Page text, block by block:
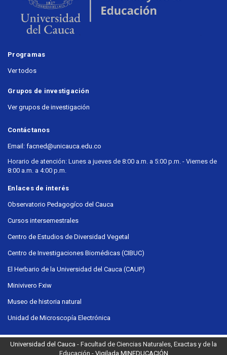
Programas
Ver todos
Grupos de investigación
Ver grupos de investigación
Contáctanos
Email: facned@unicauca.edu.co
Horario de atención: Lunes a jueves de 8:00 a.m. a 5:00 p.m. - Viernes de
8:00 a.m. a 4:00 p.m.
Enlaces de interés
Observatorio Pedagogíco del Cauca
Cursos intersemestrales
Centro de Estudios de Diversidad Vegetal
Centro de Investigaciones Biomédicas (CIBUC)
El Herbario de la Universidad del Cauca (CAUP)
Minivivero Fxiw
Museo de historia natural
Unidad de Microscopía Electrónica
Universidad del Cauca - Facultad de Ciencias Naturales, Exactas y de la
Educación - Vigilada MINEDUCACIÓN